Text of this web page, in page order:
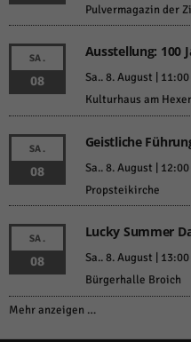
Pulvermagazin der
SA.
08
Ausstellung: 100
Sa.. 8. August | 11:00
Kulturhaus am
SA.
08
Geistliche
Sa.. 8. August | 12:00
Propsteikirche
SA.
08
Lucky Summer
Sa.. 8. August | 13:00
Bürgerhalle Broich
Mehr anzeigen …